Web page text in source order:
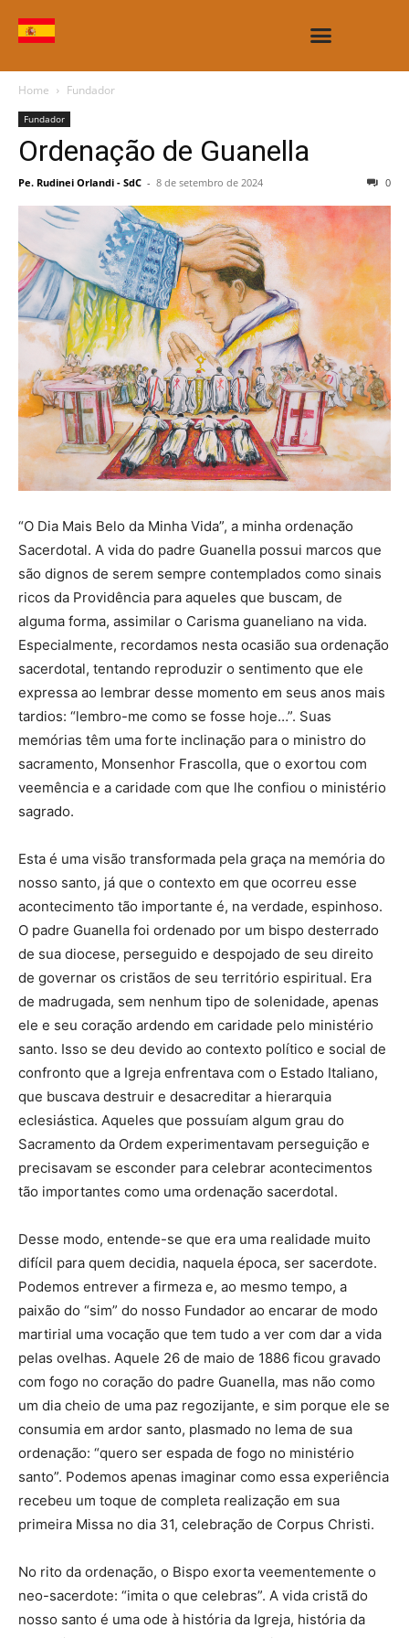
Home Fundador
Fundador
Ordenação de Guanella
Pe. Rudinei Orlandi - SdC - 8 de setembro de 2024 0
“O Dia Mais Belo da Minha Vida”, a minha ordenação
Sacerdotal. A vida do padre Guanella possui marcos que
são dignos de serem sempre contemplados como sinais
ricos da Providência para aqueles que buscam, de
alguma forma, assimilar o Carisma guaneliano na vida.
Especialmente, recordamos nesta ocasião sua ordenação
sacerdotal, tentando reproduzir o sentimento que ele
expressa ao lembrar desse momento em seus anos mais
tardios: “lembro-me como se fosse hoje…”. Suas
memórias têm uma forte inclinação para o ministro do
sacramento, Monsenhor Frascolla, que o exortou com
veemência e a caridade com que lhe confiou o ministério
sagrado.
Esta é uma visão transformada pela graça na memória do
nosso santo, já que o contexto em que ocorreu esse
acontecimento tão importante é, na verdade, espinhoso.
O padre Guanella foi ordenado por um bispo desterrado
de sua diocese, perseguido e despojado de seu direito
de governar os cristãos de seu território espiritual. Era
de madrugada, sem nenhum tipo de solenidade, apenas
ele e seu coração ardendo em caridade pelo ministério
santo. Isso se deu devido ao contexto político e social de
confronto que a Igreja enfrentava com o Estado Italiano,
que buscava destruir e desacreditar a hierarquia
eclesiástica. Aqueles que possuíam algum grau do
Sacramento da Ordem experimentavam perseguição e
precisavam se esconder para celebrar acontecimentos
tão importantes como uma ordenação sacerdotal.
Desse modo, entende-se que era uma realidade muito
difícil para quem decidia, naquela época, ser sacerdote.
Podemos entrever a firmeza e, ao mesmo tempo, a
paixão do “sim” do nosso Fundador ao encarar de modo
martirial uma vocação que tem tudo a ver com dar a vida
pelas ovelhas. Aquele 26 de maio de 1886 ficou gravado
com fogo no coração do padre Guanella, mas não como
um dia cheio de uma paz regozijante, e sim porque ele se
consumia em ardor santo, plasmado no lema de sua
ordenação: “quero ser espada de fogo no ministério
santo”. Podemos apenas imaginar como essa experiência
recebeu um toque de completa realização em sua
primeira Missa no dia 31, celebração de Corpus Christi.
No rito da ordenação, o Bispo exorta veementemente o
neo-sacerdote: “imita o que celebras”. A vida cristã do
nosso santo é uma ode à história da Igreja, história da